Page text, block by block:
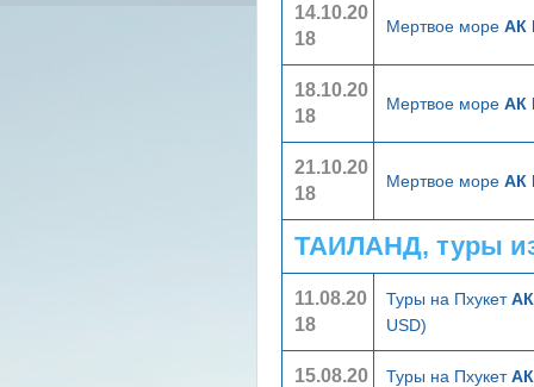
14.10.20
18
Мертвое море АК
18.10.20
18
Мертвое море АК
21.10.20
18
Мертвое море АК
ТАИЛАНД, туры
11.08.20
18
Туры на Пхукет
USD)
15.08.20
Туры на Пхукет